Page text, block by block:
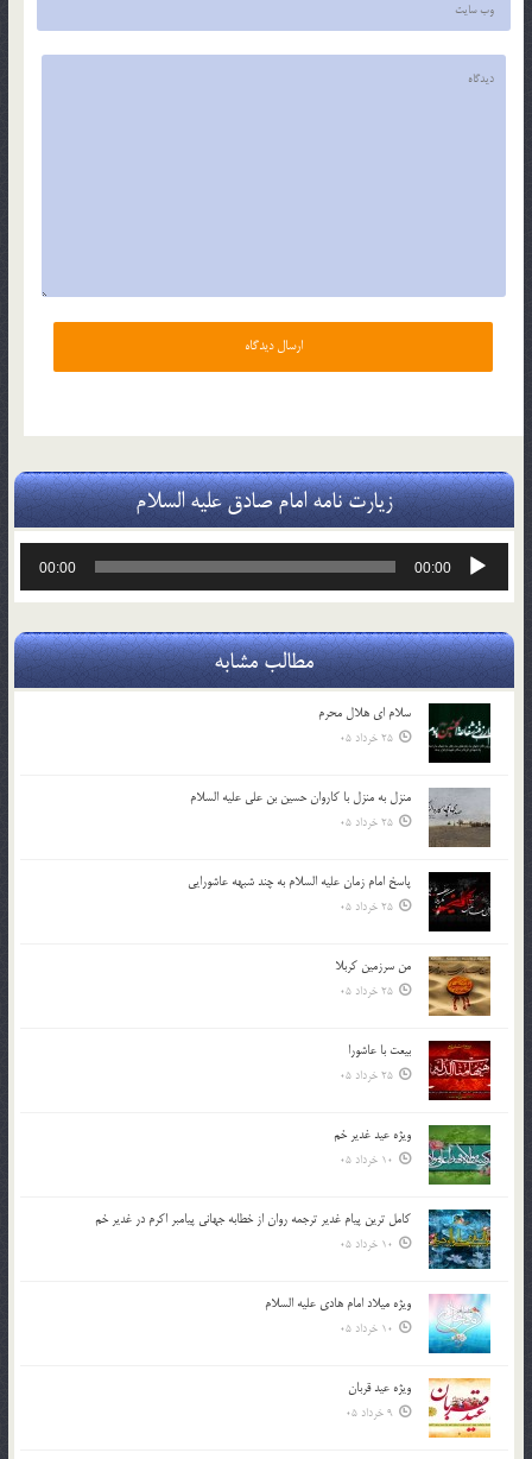
زیارت نامه امام صادق علیه السلام
پخش‌کننده
00:00
00:00
مطالب مشابه
سلام ای هلال محرم
25 خرداد 05
منزل به منزل با کاروان حسین بن علی علیه السلام
25 خرداد 05
پاسخ امام زمان علیه السلام به چند شبهه عاشورایی
25 خرداد 05
من سرزمین کربلا
25 خرداد 05
بیعت با عاشورا
25 خرداد 05
ویژه عید غدیر خم
10 خرداد 05
کامل ترین پیام غدیر ترجمه روان از خطابه جهانی پیامبر اکرم در غدیر خم
10 خرداد 05
ویژه میلاد امام هادی علیه السلام
10 خرداد 05
ویژه عید قربان
9 خرداد 05